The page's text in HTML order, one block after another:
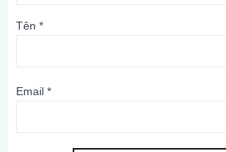
Tên *
Email *